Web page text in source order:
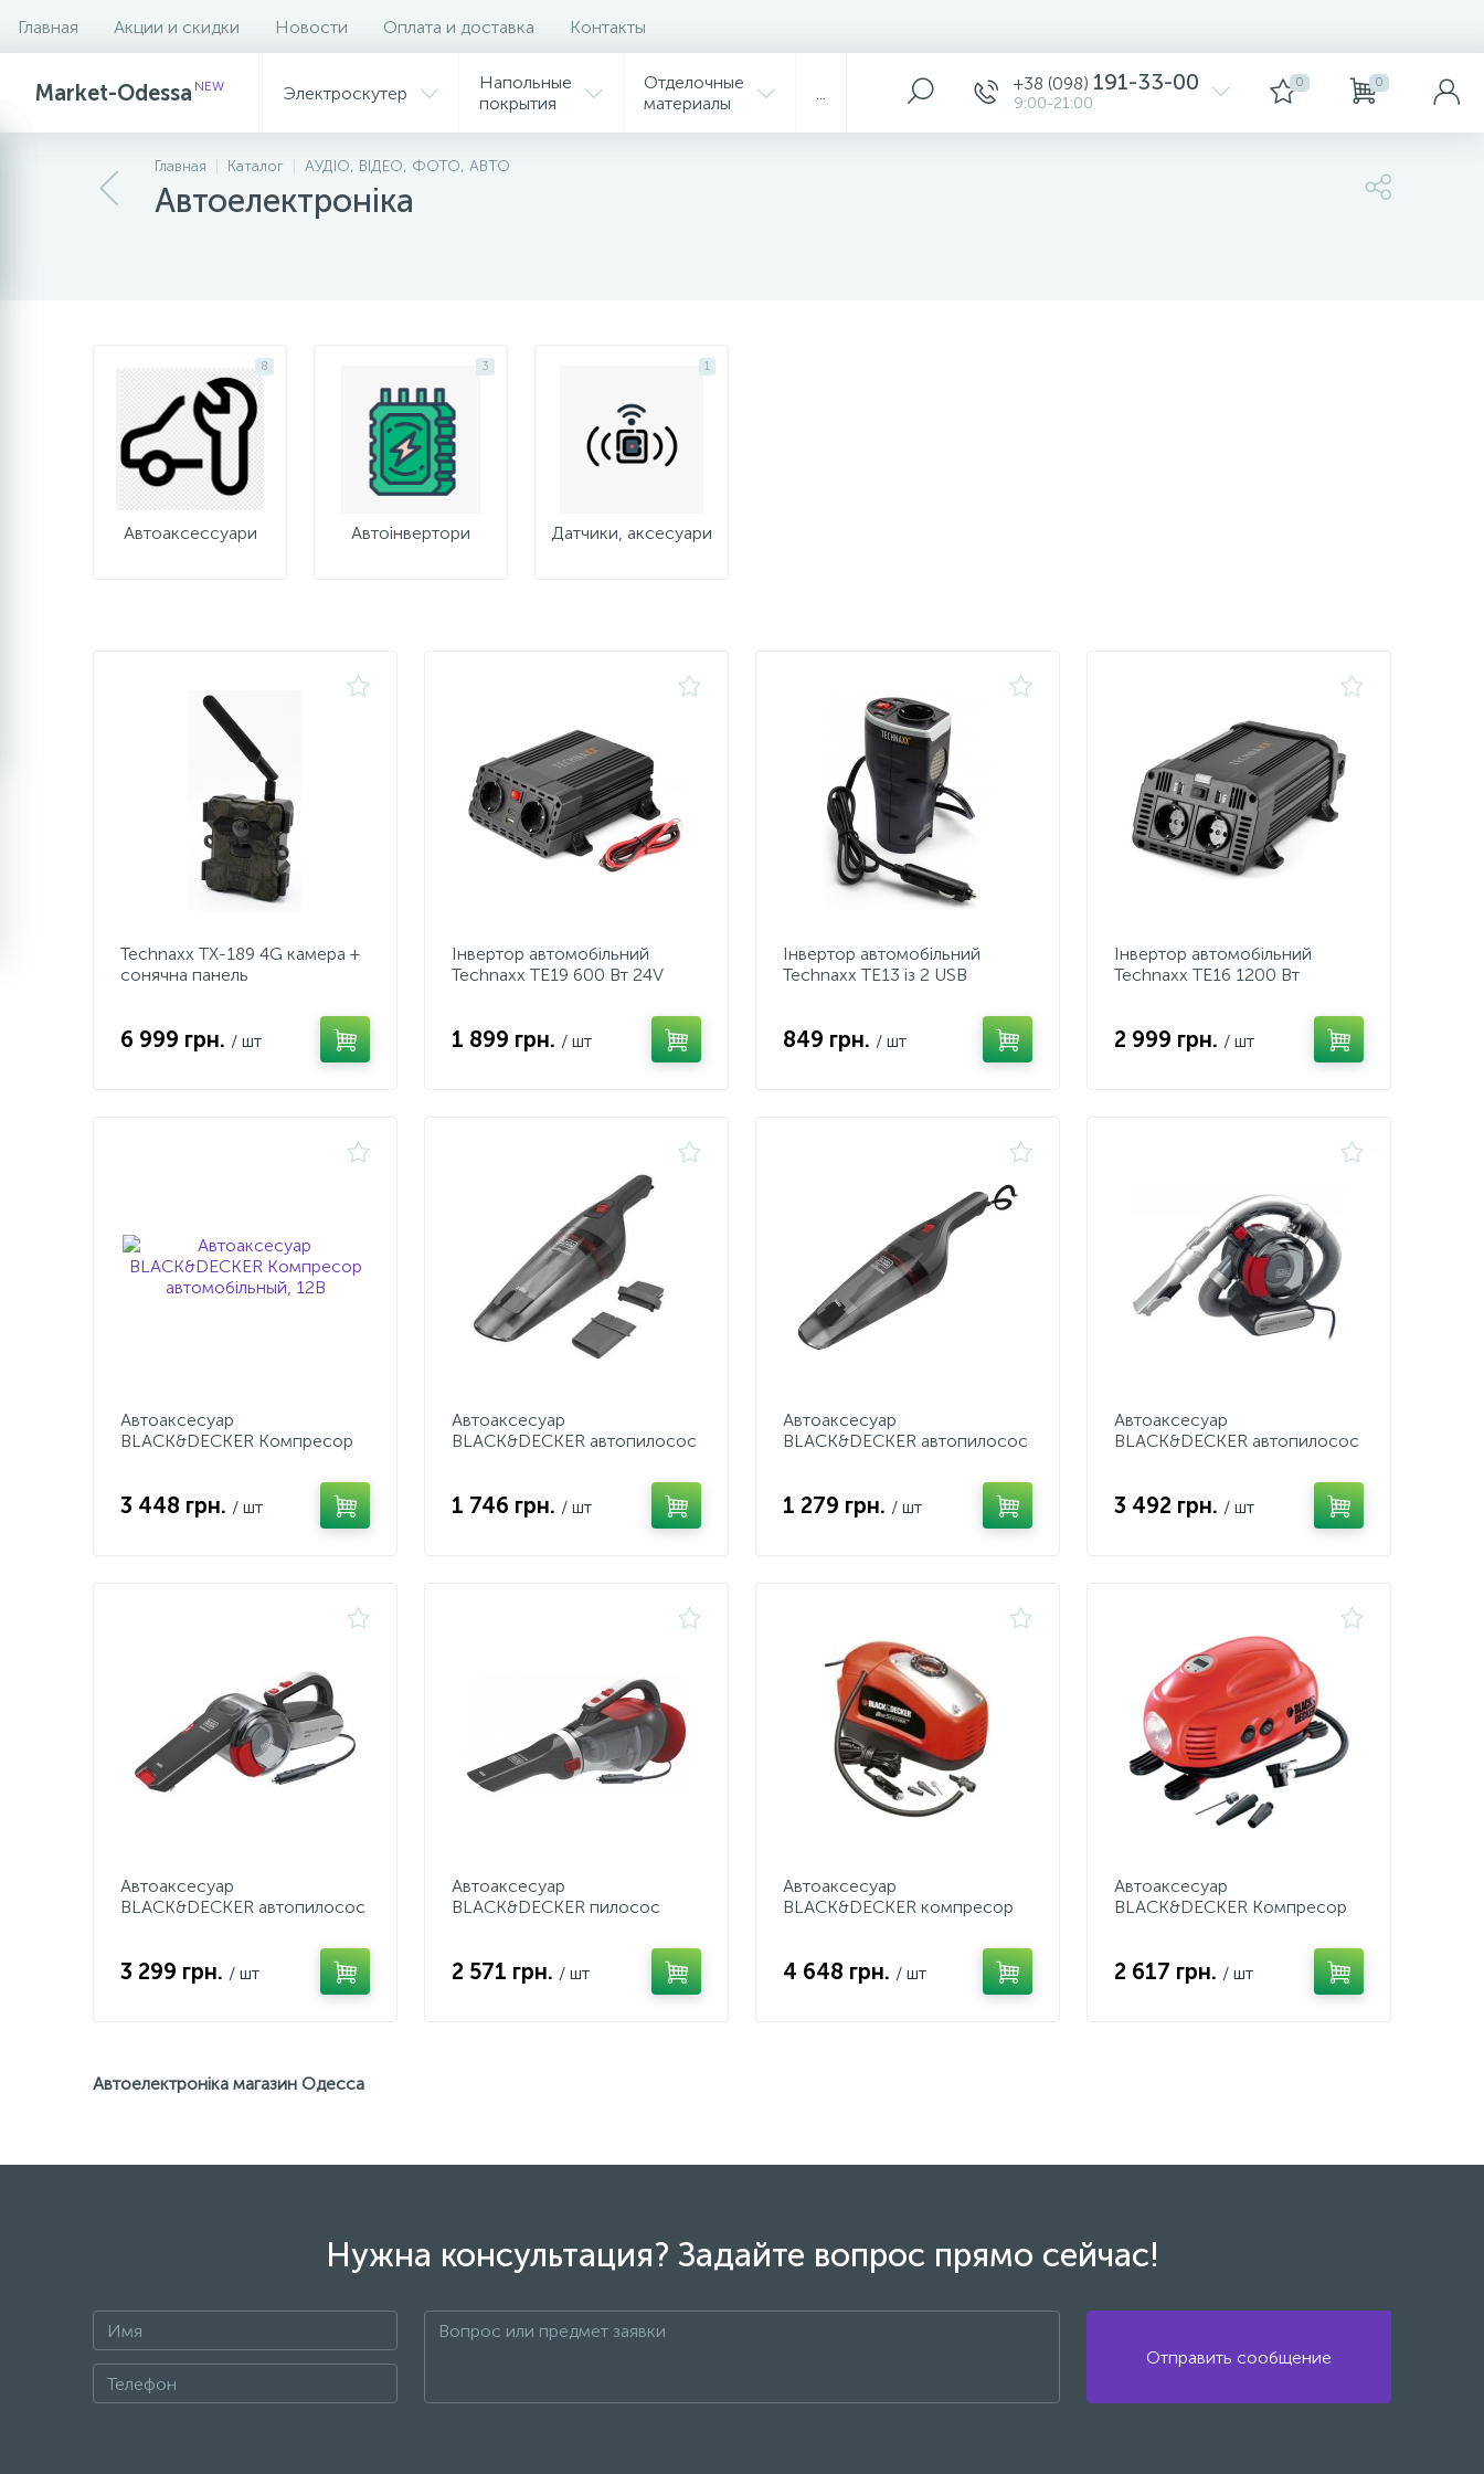
Главная Акции и скидки Новости Оплата и доставка Контакты
Market-Odessa NEW Электроскутер
Напольные
покрытия
Отделочные
материалы
+38 (098) 191-33-00
9:00-21:00
0 0
Главная Каталог АУДІО, ВІДЕО, ФОТО, АВТО
Автоелектроніка
Фильтр
8
Автоаксессуари
3
Автоінвертори
1
Датчики, аксесуари
Technaxx TX-189 4G камера +
сонячна панель
6 999 грн. / шт
Інвертор автомобільний
Technaxx TE19 600 Вт 24V
1 899 грн. / шт
Інвертор автомобільний
Technaxx TE13 із 2 USB
849 грн. / шт
Інвертор автомобільний
Technaxx TE16 1200 Вт
2 999 грн. / шт
Автоаксесуар
BLACK&DECKER Компресор
3 448 грн. / шт
Автоаксесуар
BLACK&DECKER автопилосос
1 746 грн. / шт
Автоаксесуар
BLACK&DECKER автопилосос
1 279 грн. / шт
Автоаксесуар
BLACK&DECKER автопилосос
3 492 грн. / шт
Автоаксесуар
BLACK&DECKER автопилосос
3 299 грн. / шт
Автоаксесуар
BLACK&DECKER пилосос
2 571 грн. / шт
Автоаксесуар
BLACK&DECKER компресор
4 648 грн. / шт
Автоаксесуар
BLACK&DECKER Компресор
2 617 грн. / шт
Автоелектроніка магазин Одесса
Нужна консультация? Задайте вопрос прямо сейчас!
Отправить сообщение